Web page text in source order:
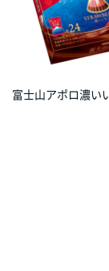
富士山アポロ濃い